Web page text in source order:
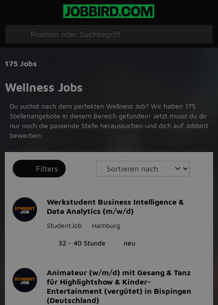
175 Jobs
Wellness Jobs
Du suchst nach dem perfekten Wellness Job? Wir haben 175
Stellenangebote in diesem Bereich gefunden! Jetzt musst du dir
nur noch die passende Stelle heraussuchen und dich auf Jobbird
bewerben.
Filters
Werkstudent Business Intelligence &
Data Analytics (m/w/d)
StudentJob Hamburg
32 - 40 Stunde neu
Animateur (w/m/d) mit Gesang & Tanz
für Highlightshow & Kinder-
Entertainment (vergütet) in Bispingen
(Deutschland)